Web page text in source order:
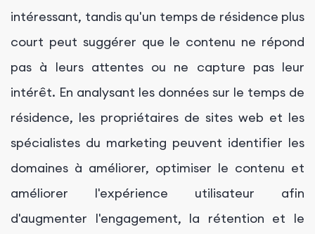
intéressant, tandis qu'un temps de résidence plus
court peut suggérer que le contenu ne répond
pas à leurs attentes ou ne capture pas leur
intérêt. En analysant les données sur le temps de
résidence, les propriétaires de sites web et les
spécialistes du marketing peuvent identifier les
domaines à améliorer, optimiser le contenu et
améliorer l'expérience utilisateur afin
d'augmenter l'engagement, la rétention et le